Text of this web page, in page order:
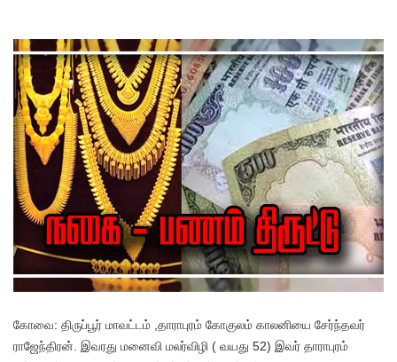
கோவை: திருப்பூர் மாவட்டம் ,தாராபுரம் கோகுலம் காலனியை சேர்ந்தவர்
ராஜேந்திரன். இவரது மனைவி மலர்விழி ( வயது 52) இவர் தாராபுரம்